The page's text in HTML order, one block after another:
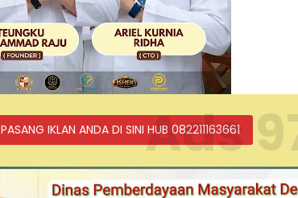
PASANG IKLAN ANDA DI SINI HUB 082211163661
Ads